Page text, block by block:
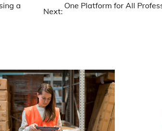
a
Next:
One Platform for All